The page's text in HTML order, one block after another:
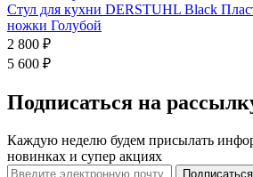
Стул для кухни DERSTUHL Black
ножки Голубой
2 800 ₽
5 600 ₽
Подписаться на
Каждую неделю будем присылать
новинках и супер акциях